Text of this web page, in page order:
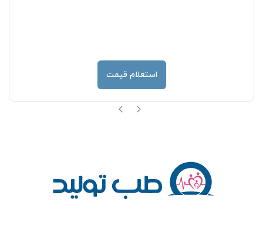
استعلام قیمت